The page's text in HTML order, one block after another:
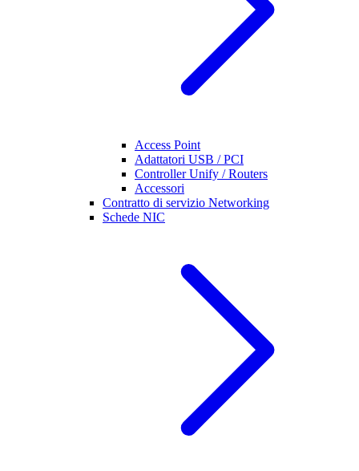
Access Point
Adattatori USB / PCI
Controller Unify / Routers
Accessori
Contratto di servizio Networking
Schede NIC